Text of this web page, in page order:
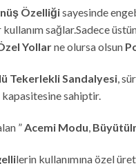
Özelliğisayesinde
sağlar.Sadece
Yollarne olursa olsun
Tekerlekli Sandalyesi,
kapasitesine sahiptir.
”Acemi Modu,
lerin kullanımına özel